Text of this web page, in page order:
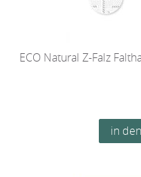
ECO Natural Z-Falz